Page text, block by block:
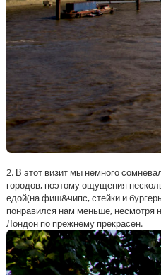
2. В этот визит мы немного
городов, поэтому ощущения
едой(на фиш&чипс, стейки и
понравился нам меньше, несмотря
Лондон по прежнему прекрасен.